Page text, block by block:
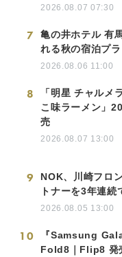
2026.08.07 07:30
7
亀の井ホテル 有
れる秋の宿泊プ
2026.08.06 11:00
8
「明星 チャルメ
こ味ラーメン」
売
2026.08.07 13:00
9
NOK、川崎フロ
トナーを3年連続
2026.08.05 13:00
10
『Samsung
Fold8｜Flip8 発